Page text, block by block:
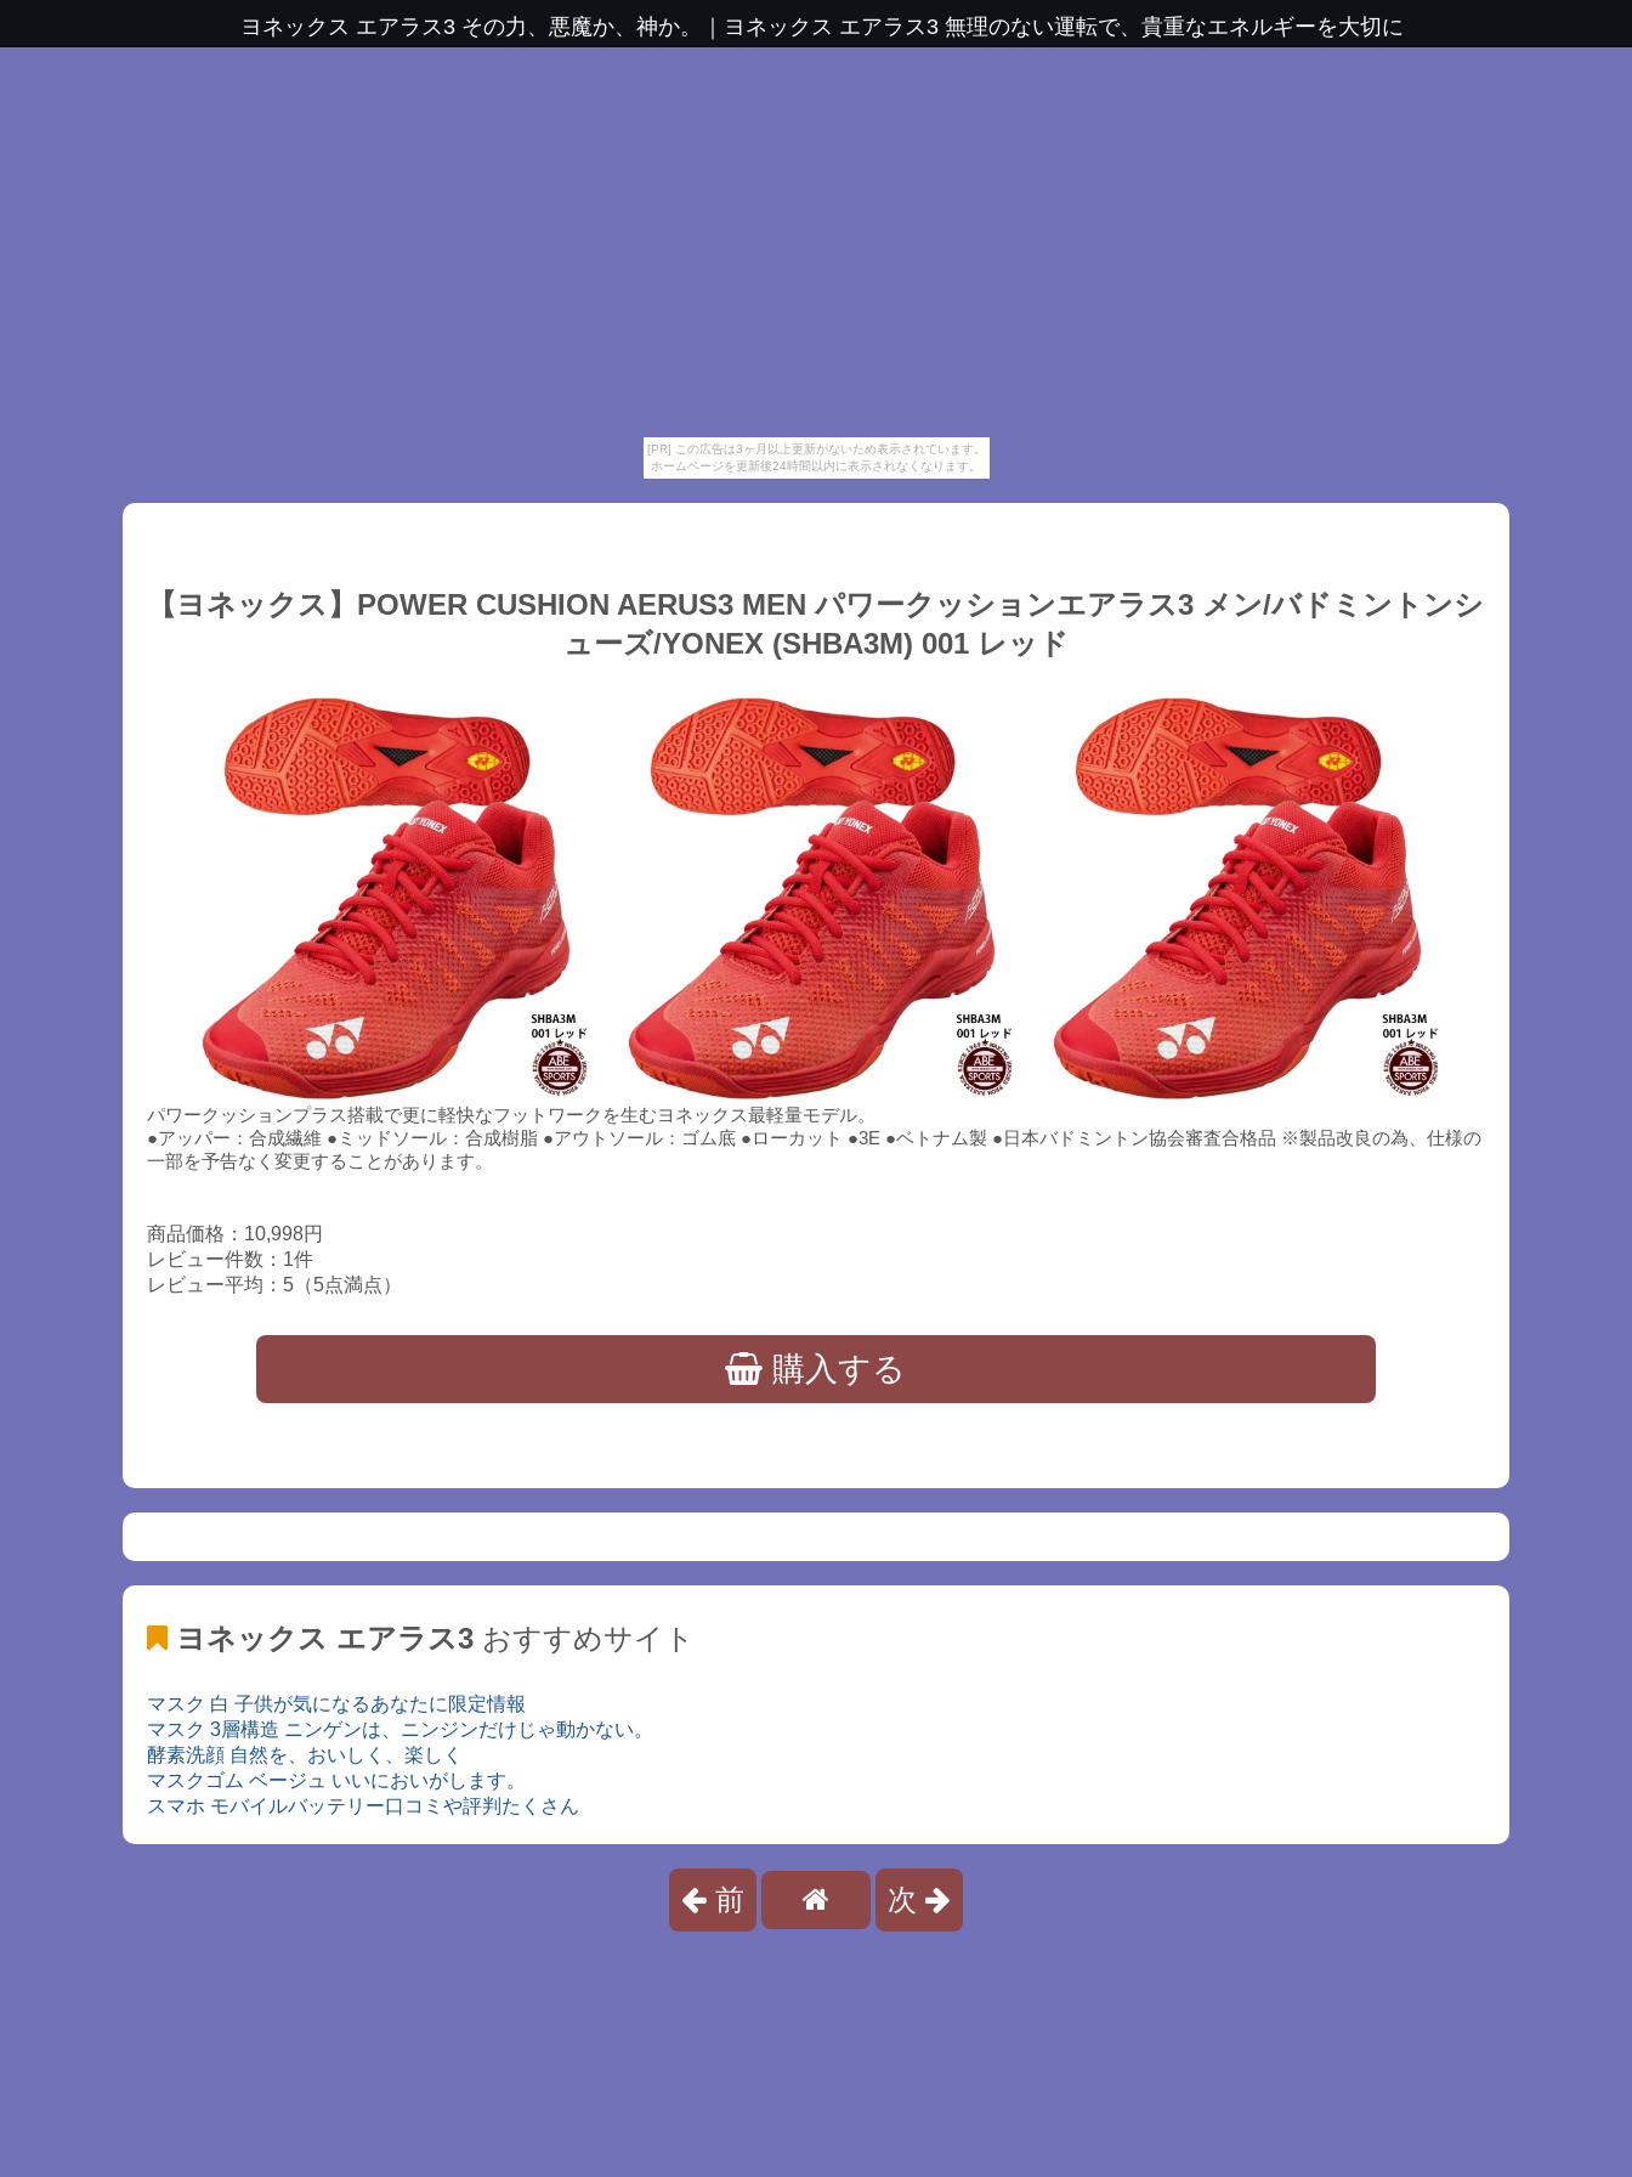
[PR] この広告は3ヶ月以上更新がないため表示されています。
ホームページを更新後24時間以内に表示されなくなります。
ヨネックス エアラス3 その力、悪魔か、神か。 ヨネックス エアラス3 無理のない運転で、貴重なエネルギーを大切に
【ヨネックス】POWER CUSHION AERUS3 MEN パワークッションエアラス3 メン/バドミントンシ
ューズ/YONEX (SHBA3M) 001 レッド
パワークッションプラス搭載で更に軽快なフットワークを生むヨネックス最軽量モデル。
●アッパー：合成繊維 ●ミッドソール：合成樹脂 ●アウトソール：ゴム底 ●ローカット ●3E ●ベトナム製 ●日本バドミントン協会審査合格品 ※製品改良の為、仕様の
一部を予告なく変更することがあります。
商品価格：10,998円
レビュー件数：1件
レビュー平均：5（5点満点）
購入する
ヨネックス エアラス3おすすめサイト
マスク 白 子供が気になるあなたに限定情報
マスク 3層構造 ニンゲンは、ニンジンだけじゃ動かない。
酵素洗顔 自然を、おいしく、楽しく
マスクゴム ベージュ いいにおいがします。
スマホ モバイルバッテリー口コミや評判たくさん
前 次